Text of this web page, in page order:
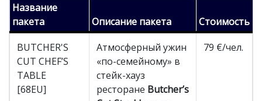
Название
пакета
Описание пакета
Стоимость
BUTCHER'S
CUT CHEF’S
TABLE
[68EU]
Атмосферный ужин
«по-семейному» в
стейк-хауз
ресторане Butcher’s
79 €/чел.